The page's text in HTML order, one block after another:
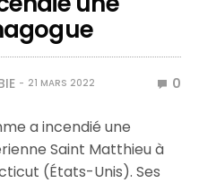
21 MARS 2022 0
a incendié une
Saint Matthieu à
(États-Unis). Ses